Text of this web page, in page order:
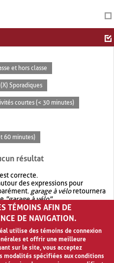
et hors classe
(X) Sporadiques
courtes (< 30 minutes)
60 minutes)
résultat
correcte.
des expressions pour
garage à véloretournera
"garage à vélo".
avec OR.garage OR vélo
résultat quegarage à vélo
TÉMOINS AFIN DE
DE NAVIGATION.
utilise des témoins de connexion
et offrir une meilleure
sur le site, vous acceptez
modalités spécifiées aux conditions